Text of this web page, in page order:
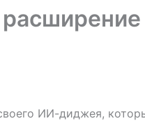
ИИ-диджея,